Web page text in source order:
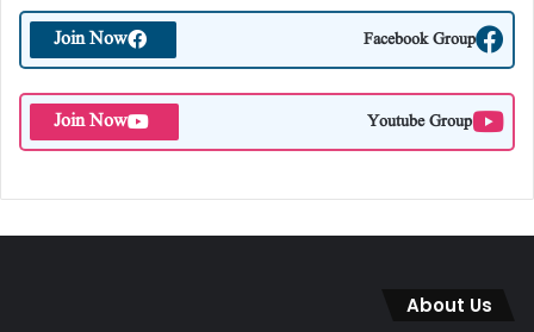
Facebook Group
Join Now
Youtube Group
Join Now
About Us